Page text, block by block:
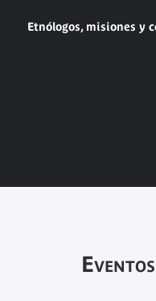
Etnólogos, misiones y